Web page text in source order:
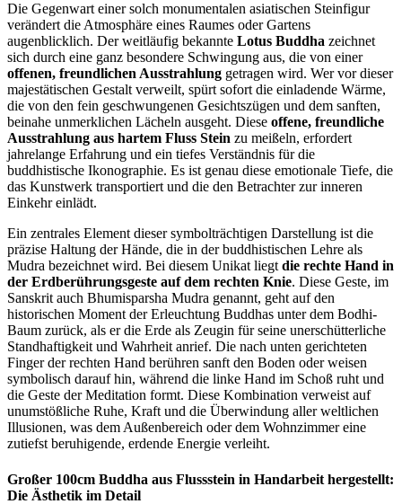
Die Gegenwart einer solch monumentalen asiatischen Steinfigur
verändert die Atmosphäre eines Raumes oder Gartens
augenblicklich. Der weitläufig bekannte Lotus Buddha zeichnet
sich durch eine ganz besondere Schwingung aus, die von einer
offenen, freundlichen Ausstrahlung getragen wird. Wer vor dieser
majestätischen Gestalt verweilt, spürt sofort die einladende Wärme,
die von den fein geschwungenen Gesichtszügen und dem sanften,
beinahe unmerklichen Lächeln ausgeht. Diese offene, freundliche
Ausstrahlung aus hartem Fluss Stein zu meißeln, erfordert
jahrelange Erfahrung und ein tiefes Verständnis für die
buddhistische Ikonographie. Es ist genau diese emotionale Tiefe, die
das Kunstwerk transportiert und die den Betrachter zur inneren
Einkehr einlädt.
Ein zentrales Element dieser symbolträchtigen Darstellung ist die
präzise Haltung der Hände, die in der buddhistischen Lehre als
Mudra bezeichnet wird. Bei diesem Unikat liegt die rechte Hand in
der Erdberührungsgeste auf dem rechten Knie. Diese Geste, im
Sanskrit auch Bhumisparsha Mudra genannt, geht auf den
historischen Moment der Erleuchtung Buddhas unter dem Bodhi-
Baum zurück, als er die Erde als Zeugin für seine unerschütterliche
Standhaftigkeit und Wahrheit anrief. Die nach unten gerichteten
Finger der rechten Hand berühren sanft den Boden oder weisen
symbolisch darauf hin, während die linke Hand im Schoß ruht und
die Geste der Meditation formt. Diese Kombination verweist auf
unumstößliche Ruhe, Kraft und die Überwindung aller weltlichen
Illusionen, was dem Außenbereich oder dem Wohnzimmer eine
zutiefst beruhigende, erdende Energie verleiht.
Großer 100cm Buddha aus Flussstein in Handarbeit hergestellt:
Die Ästhetik im Detail